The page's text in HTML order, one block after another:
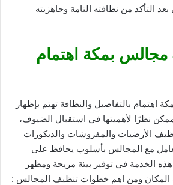
بعد التأكد من نظافته التامة وجاهزيته
بمكة اهتمام
بالتفاصيل والنظافة تهتم بإظهار
نظرًا لأهميتها في استقبال الضيوف،
الأرضيات والمفروشات والديكورات
مع المجالس بأسلوب يحافظ على
هذه الخدمة في توفير بيئة مريحة ومظهر
ومن اهم خطوات تنظيف المجالس :